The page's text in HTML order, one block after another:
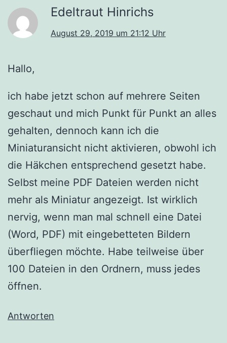
Edeltraut Hinrichs
August 29, 2019 um 21:12 Uhr
Hallo,
ich habe jetzt schon auf mehrere Seiten
geschaut und mich Punkt für Punkt an alles
gehalten, dennoch kann ich die
Miniaturansicht nicht aktivieren, obwohl ich
die Häkchen entsprechend gesetzt habe.
Selbst meine PDF Dateien werden nicht
mehr als Miniatur angezeigt. Ist wirklich
nervig, wenn man mal schnell eine Datei
(Word, PDF) mit eingebetteten Bildern
überfliegen möchte. Habe teilweise über
100 Dateien in den Ordnern, muss jedes
öffnen.
Antworten